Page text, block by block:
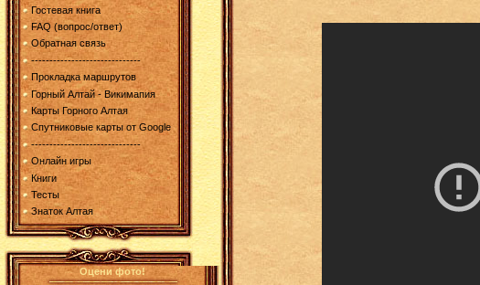
Гостевая книга
FAQ (вопрос/ответ)
Обратная связь
------------------------------
Прокладка маршрутов
Горный Алтай - Викимапия
Карты Горного Алтая
Спутниковые карты от Google
------------------------------
Онлайн игры
Книги
Тесты
Знаток Алтая
Оцени фото!